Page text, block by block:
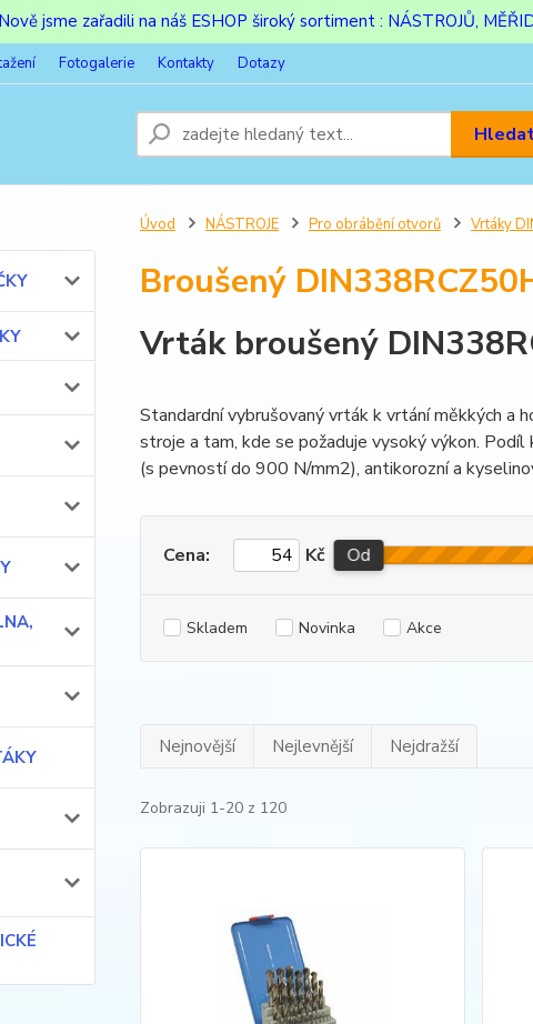
Nově jsme zařadili na náš ESHOP široký sortiment : NÁSTROJŮ,
Fotogalerie Kontakty Dotazy
Úvod NÁSTROJE Pro obrábění otvorů Vrtáky
Broušený
Vrták broušený
Standardní vybrušovaný vrták k vrtání měkkých a
stroje a tam, kde se požaduje vysoký výkon.
(s pevností do 900 N/mm2), antikorozní a
Cena: Kč Od
Skladem Novinka Akce
Nejnovější Nejlevnější Nejdražší
Zobrazuji 1-20 z 120